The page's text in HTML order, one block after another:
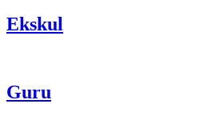
Ekskul
Guru